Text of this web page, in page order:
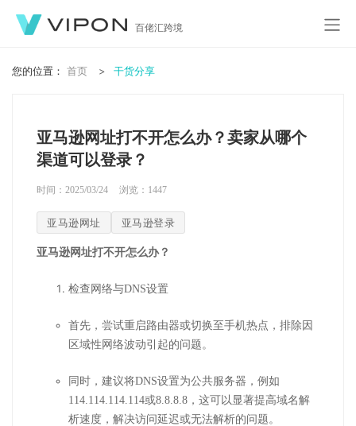
百佬汇跨境
您的位置： 首页 干货分享
亚马逊网址打不开怎么办？卖家从哪个
渠道可以登录？
时间：2025/03/24 浏览： 1447
亚马逊网址 亚马逊登录
亚马逊网址打不开怎么办？
检查网络与DNS设置
首先，尝试重启路由器或切换至手机热点，排除因
区域性网络波动引起的问题。
同时，建议将DNS设置为公共服务器，例如
114.114.114.114或8.8.8.8，这可以显著提高域名解
析速度，解决访问延迟或无法解析的问题。